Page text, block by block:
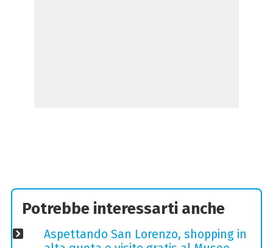
Potrebbe interessarti anche
Aspettando San Lorenzo, shopping in